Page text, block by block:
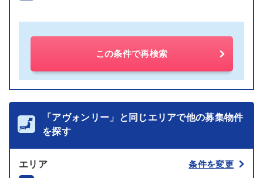
この条件で再検索
「アヴォンリー」と同じエリアで他の募集物件
を探す
エリア
条件を変更